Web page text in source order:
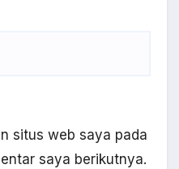
situs web saya pada
saya berikutnya.